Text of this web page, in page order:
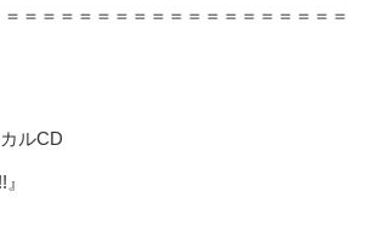
＝＝＝＝＝＝＝＝＝＝＝＝＝＝＝＝＝＝
ルCD